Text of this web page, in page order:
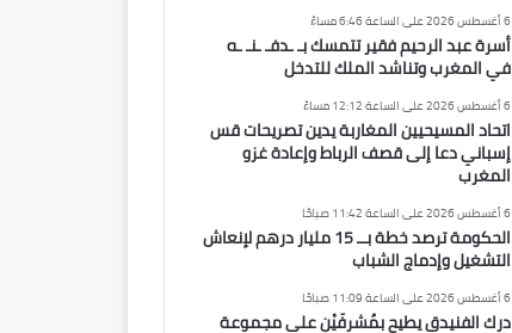
6 أغسطس 2026 على الساعة 6:46 مساءً
أسرة عبد الرحيم فقير تتمسك بـ ـدفـ ـنـ ـه
في المغرب وتناشد الملك للتدخل
6 أغسطس 2026 على الساعة 12:12 مساءً
اتحاد المسيحيين المغاربة يدين تصريحات قس
إسباني دعا إلى قصف الرباط وإعادة غزو
المغرب
6 أغسطس 2026 على الساعة 11:42 صباحًا
الحكومة ترصد خطة بــ 15 مليار درهم لإنعاش
التشغيل وإدماج الشباب
6 أغسطس 2026 على الساعة 11:09 صباحًا
درك الفنيدق يطيح بمُشرفَيْن على مجموعة